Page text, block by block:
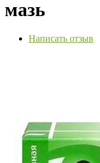
мазь
Написать отзыв